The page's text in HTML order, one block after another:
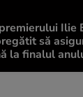
Ilie
să
la finalul